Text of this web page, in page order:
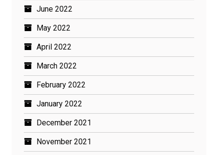
June 2022
May 2022
April 2022
March 2022
February 2022
January 2022
December 2021
November 2021